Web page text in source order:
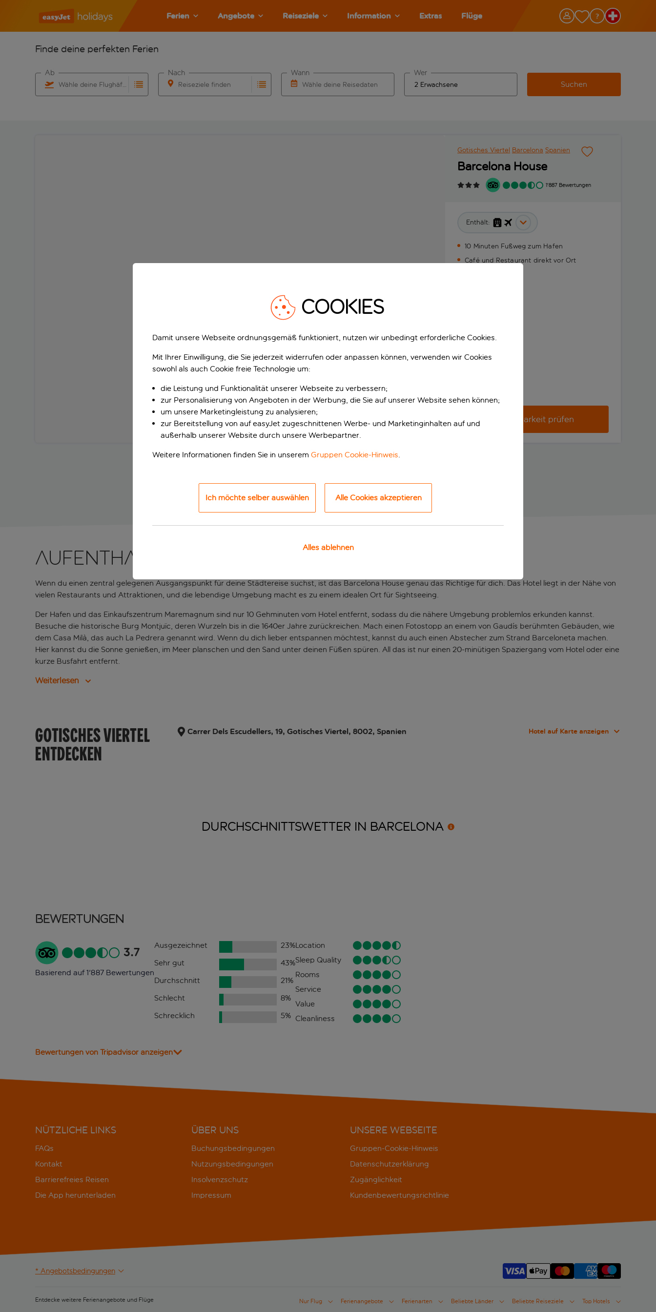
Ferien Angebote Reiseziele Information Extras Flüge
Finde deine perfekten Ferien
Wähle deine Flughäfen
Ab
Reiseziele finden
Nach
Wähle deine Reisedaten
Wann Wer
Suchen
Gotisches Viertel Barcelona Spanien
Barcelona House
1'887 Bewertungen
Enthält:
10 Minuten Fußweg zum Hafen
Café und Restaurant direkt vor Ort
Verfügbarkeit prüfen
Aufenthalt im Herzen von Barcelona
Wenn du einen zentral gelegenen Ausgangspunkt für deine Städtereise suchst, ist das Barcelona House genau das Richtige für dich. Das Hotel liegt in der Nähe von
vielen Restaurants und Attraktionen, und die lebendige Umgebung macht es zu einem idealen Ort für Sightseeing.
Der Hafen und das Einkaufszentrum Maremagnum sind nur 10 Gehminuten vom Hotel entfernt, sodass du die nähere Umgebung problemlos erkunden kannst.
Besuche die historische Burg Montjuïc, deren Wurzeln bis in die 1640er Jahre zurückreichen. Mach einen Fotostopp an einem von Gaudís berühmten Gebäuden, wie
dem Casa Milà, das auch La Pedrera genannt wird. Wenn du dich lieber entspannen möchtest, kannst du auch einen Abstecher zum Strand Barceloneta machen.
Hier kannst du die Sonne genießen, im Meer planschen und den Sand unter deinen Füßen spüren. All das ist nur einen 20-minütigen Spaziergang vom Hotel oder eine
kurze Busfahrt entfernt.
Weiterlesen
GOTISCHES VIERTEL
ENTDECKEN
Carrer Dels Escudellers, 19, Gotisches Viertel, 8002, Spanien Hotel auf Karte anzeigen
DURCHSCHNITTSWETTER IN BARCELONA
Bewertungen
3.7
Basierend auf 1'887 Bewertungen
Ausgezeichnet 23%
Sehr gut
43%
Durchschnitt
21%
Schlecht
8%
Schrecklich
5%
Location
Sleep Quality
Rooms
Service
Value
Cleanliness
Bewertungen von Tripadvisor anzeigen
NÜTZLICHE LINKS
FAQs
Kontakt
Barrierefreies Reisen
Die App herunterladen
ÜBER UNS
Buchungsbedingungen
Nutzungsbedingungen
Insolvenzschutz
Impressum
UNSERE WEBSEITE
Gruppen-Cookie-Hinweis
Datenschutzerklärung
Zugänglichkeit
Kundenbewertungsrichtlinie
* Angebotsbedingungen
Entdecke weitere Ferienangebote und Flüge Nur Flug Ferienangebote Ferienarten Beliebte Länder Beliebte Reiseziele Top Hotels
COOKIES
Damit unsere Webseite ordnungsgemäß funktioniert, nutzen wir unbedingt erforderliche Cookies.
Mit Ihrer Einwilligung, die Sie jederzeit widerrufen oder anpassen können, verwenden wir Cookies
sowohl als auch Cookie freie Technologie um:
die Leistung und Funktionalität unserer Webseite zu verbessern;
zur Personalisierung von Angeboten in der Werbung, die Sie auf unserer Website sehen können;
um unsere Marketingleistung zu analysieren;
zur Bereitstellung von auf easyJet zugeschnittenen Werbe- und Marketinginhalten auf und
außerhalb unserer Website durch unsere Werbepartner.
Weitere Informationen finden Sie in unserem Gruppen Cookie-Hinweis.
Ich möchte selber auswählen Alle Cookies akzeptieren
Alles ablehnen